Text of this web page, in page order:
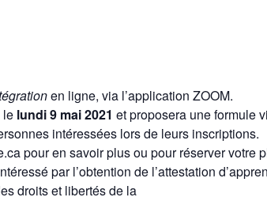
en ligne, via l’application ZOOM.
le lundi 9 mai 2021 et proposera une formule
intéressées lors de leurs inscriptions.
pour en savoir plus ou pour réserver votre
par l’obtention de l’attestation
droits et libertés de la